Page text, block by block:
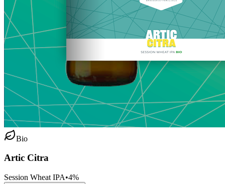
Bio
Artic Citra
Session Wheat IPA•4%